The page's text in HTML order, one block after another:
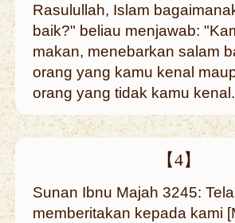
Rasulullah, Islam
baik?" beliau menjawab:
makan, menebarkan salam
orang yang kamu kenal
orang yang tidak kamu
【4】
Sunan Ibnu Majah 3245:
memberitakan kepada kami